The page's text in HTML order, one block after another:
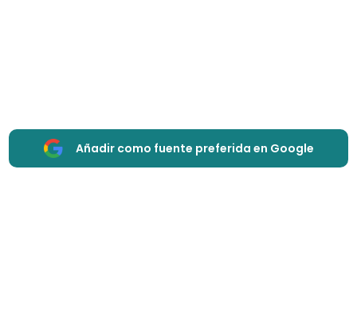
Añadir como fuente preferida en Google